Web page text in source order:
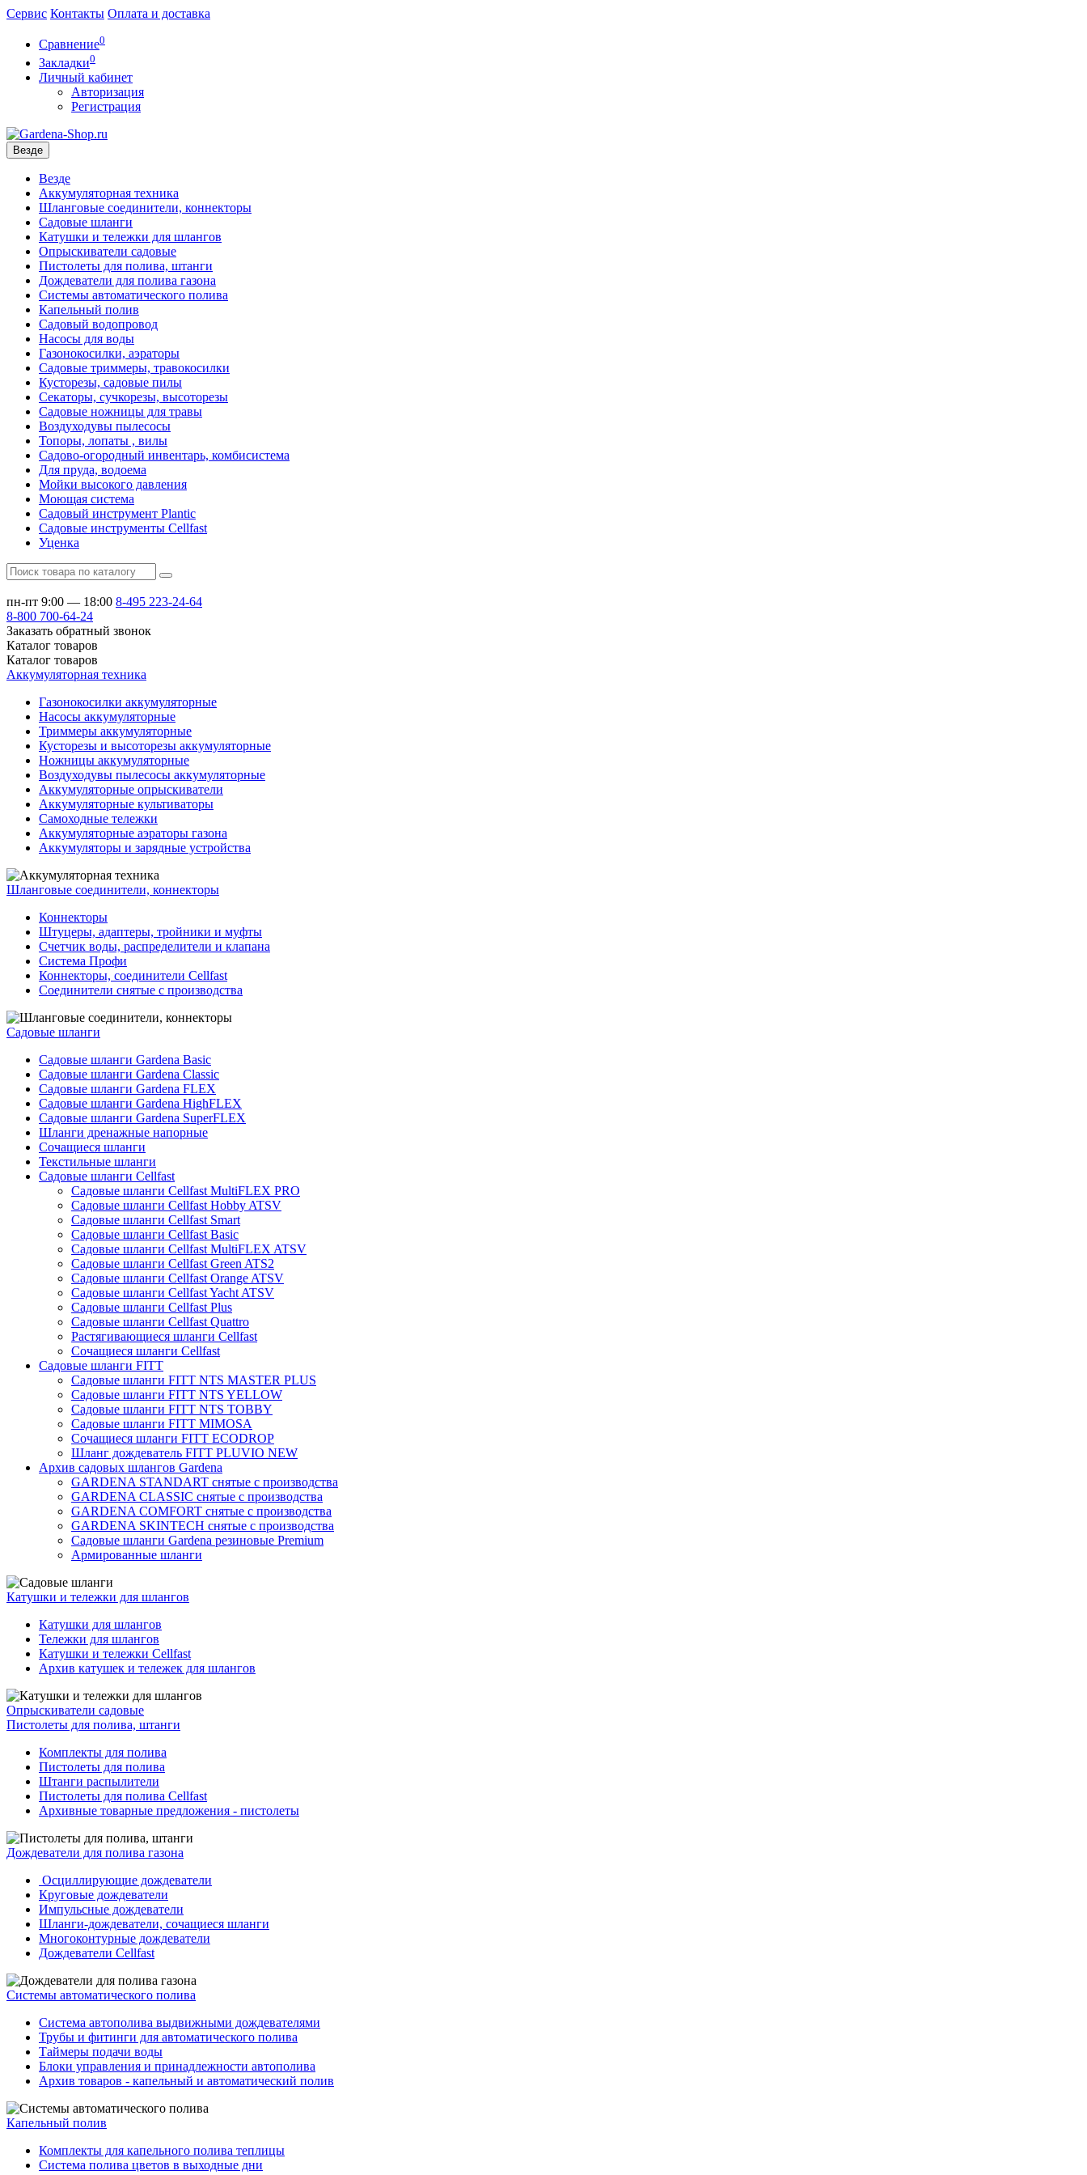
Сервис Контакты Оплата и доставка
Сравнение0
Закладки0
Личный кабинет
Авторизация
Регистрация
Везде
Везде
Аккумуляторная техника
Шланговые соединители, коннекторы
Садовые шланги
Катушки и тележки для шлангов
Опрыскиватели садовые
Пистолеты для полива, штанги
Дождеватели для полива газона
Системы автоматического полива
Капельный полив
Садовый водопровод
Насосы для воды
Газонокосилки, аэраторы
Садовые триммеры, травокосилки
Кусторезы, садовые пилы
Секаторы, сучкорезы, высоторезы
Садовые ножницы для травы
Воздуходувы пылесосы
Топоры, лопаты , вилы
Садово-огородный инвентарь, комбисистема
Для пруда, водоема
Мойки высокого давления
Моющая система
Садовый инструмент Plantic
Садовые инструменты Cellfast
Уценка
пн-пт 9:00 — 18:00 8-495 223-24-64
8-800 700-64-24
Заказать обратный звонок
Каталог товаров
Каталог товаров
Аккумуляторная техника
Газонокосилки аккумуляторные
Насосы аккумуляторные
Триммеры аккумуляторные
Кусторезы и высоторезы аккумуляторные
Ножницы аккумуляторные
Воздуходувы пылесосы аккумуляторные
Аккумуляторные опрыскиватели
Аккумуляторные культиваторы
Самоходные тележки
Аккумуляторные аэраторы газона
Аккумуляторы и зарядные устройства
Шланговые соединители, коннекторы
Коннекторы
Штуцеры, адаптеры, тройники и муфты
Счетчик воды, распределители и клапана
Система Профи
Коннекторы, соединители Cellfast
Соединители снятые с производства
Садовые шланги
Садовые шланги Gardena Basic
Садовые шланги Gardena Classic
Садовые шланги Gardena FLEX
Садовые шланги Gardena HighFLEX
Садовые шланги Gardena SuperFLEX
Шланги дренажные напорные
Сочащиеся шланги
Текстильные шланги
Садовые шланги Cellfast
Садовые шланги Cellfast MultiFLEX PRO
Садовые шланги Cellfast Hobby ATSV
Садовые шланги Cellfast Smart
Садовые шланги Cellfast Basic
Садовые шланги Cellfast MultiFLEX ATSV
Садовые шланги Cellfast Green ATS2
Садовые шланги Cellfast Orange ATSV
Садовые шланги Cellfast Yacht ATSV
Садовые шланги Cellfast Plus
Садовые шланги Cellfast Quattro
Растягивающиеся шланги Cellfast
Сочащиеся шланги Cellfast
Садовые шланги FITT
Садовые шланги FITT NTS MASTER PLUS
Садовые шланги FITT NTS YELLOW
Садовые шланги FITT NTS TOBBY
Садовые шланги FITT MIMOSA
Сочащиеся шланги FITT ECODROP
Шланг дождеватель FITT PLUVIO NEW
Архив садовых шлангов Gardena
GARDENA STANDART снятые с производства
GARDENA CLASSIC снятые с производства
GARDENA COMFORT снятые с производства
GARDENA SKINTECH снятые с производства
Садовые шланги Gardena резиновые Premium
Армированные шланги
Катушки и тележки для шлангов
Катушки для шлангов
Тележки для шлангов
Катушки и тележки Cellfast
Архив катушек и тележек для шлангов
Опрыскиватели садовые
Пистолеты для полива, штанги
Комплекты для полива
Пистолеты для полива
Штанги распылители
Пистолеты для полива Cellfast
Архивные товарные предложения - пистолеты
Дождеватели для полива газона
Осциллирующие дождеватели
Круговые дождеватели
Импульсные дождеватели
Шланги-дождеватели, сочащиеся шланги
Многоконтурные дождеватели
Дождеватели Cellfast
Системы автоматического полива
Система автополива выдвижными дождевателями
Трубы и фитинги для автоматического полива
Таймеры подачи воды
Блоки управления и принадлежности автополива
Архив товаров - капельный и автоматический полив
Капельный полив
Комплекты для капельного полива теплицы
Система полива цветов в выходные дни